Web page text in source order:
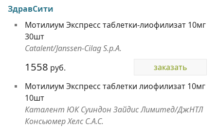
ЗдравСити
Мотилиум Экспресс таблетки-лиофилизат 10мг
30шт
Catalent/Janssen-Cilag S.p.A.
1558 руб.
заказать
Мотилиум Экспресс таблетки лиофилизат 10мг
10шт
Каталент ЮК Суиндон Зайдис Лимитед/ДжНТЛ
Консьюмер Хелс С.А.С.